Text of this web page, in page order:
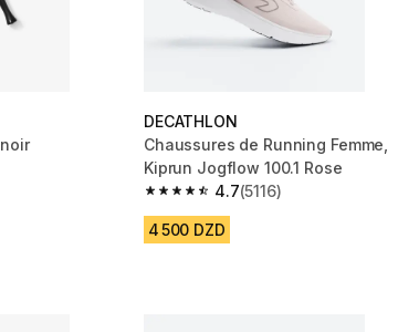
6570 reviews
DECATHLON
Chaussures de Running Femme,
Kiprun Jogflow 100.1 Rose
4.7
4.7 out of 5 stars from 5116 reviews
(5116)
4 500 DZD